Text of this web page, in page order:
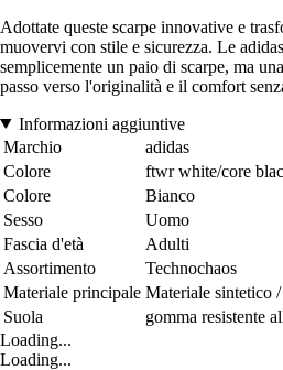
Adottate queste scarpe innovative e
muovervi con stile e sicurezza. Le
semplicemente un paio di scarpe, ma
passo verso l'originalità e il comfort
Informazioni aggiuntive
Marchio
adidas
Colore
ftwr white/core
Colore
Bianco
Sesso
Uomo
Fascia d'età
Adulti
Assortimento
Technochaos
Materiale principale Materiale sintetico /
Suola
gomma resistente
Loading...
Loading...